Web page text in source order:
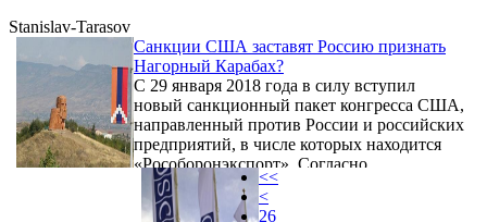
Stanislav-Tarasov
Санкции США заставят Россию признать
Нагорный Карабах?
С 29 января 2018 года в силу вступил
новый санкционный пакет конгресса США,
направленный против России и российских
предприятий, в числе которых находится
«Рособоронэкспорт». Согласно
американцам, государства, приобретающие
у Российской Федерации вооружение,
<<
<
26